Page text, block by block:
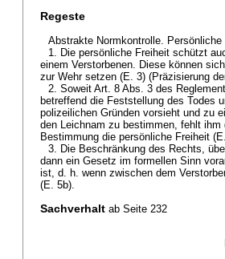
Regeste
Abstrakte Normkontrolle.
1. Die persönliche Freiheit schützt
einem Verstorbenen. Diese können
zur Wehr setzen (E. 3) (Präzisierung
2. Soweit Art. 8 Abs. 3 des
betreffend die Feststellung des Todes
polizeilichen Gründen vorsieht und zu
den Leichnam zu bestimmen, fehlt
Bestimmung die persönliche Freiheit
3. Die Beschränkung des Rechts,
dann ein Gesetz im formellen Sinn
ist, d. h. wenn zwischen dem
(E. 5b).
Sachverhalt ab Seite 232